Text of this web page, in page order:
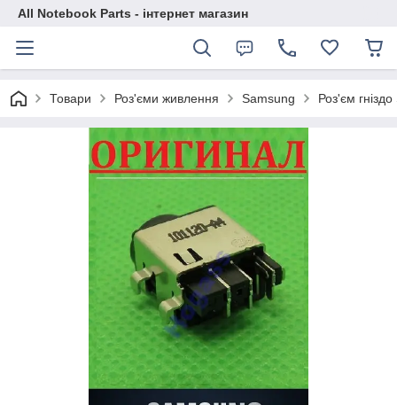
All Notebook Parts - інтернет магазин
Товари Роз'єми живлення Samsung Роз'єм